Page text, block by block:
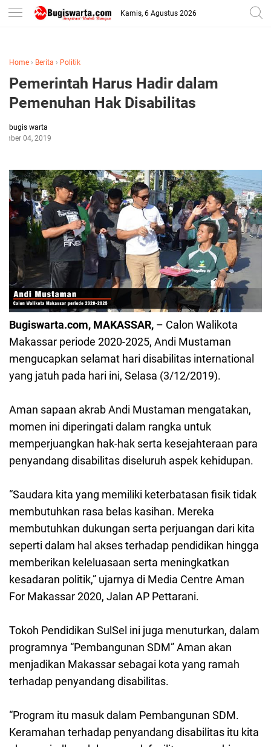
-->
Kamis, 6 Agustus 2026
Home › Berita › Politik
Pemerintah Harus Hadir dalam
Pemenuhan Hak Disabilitas
bugis warta
04, 2019
Bugiswarta.com, MAKASSAR, – Calon Walikota
Makassar periode 2020-2025, Andi Mustaman
mengucapkan selamat hari disabilitas international
yang jatuh pada hari ini, Selasa (3/12/2019).
Aman sapaan akrab Andi Mustaman mengatakan,
momen ini diperingati dalam rangka untuk
memperjuangkan hak-hak serta kesejahteraan para
penyandang disabilitas diseluruh aspek kehidupan.
“Saudara kita yang memiliki keterbatasan fisik tidak
membutuhkan rasa belas kasihan. Mereka
membutuhkan dukungan serta perjuangan dari kita
seperti dalam hal akses terhadap pendidikan hingga
memberikan keleluasaan serta meningkatkan
kesadaran politik,” ujarnya di Media Centre Aman
For Makassar 2020, Jalan AP Pettarani.
Tokoh Pendidikan SulSel ini juga menuturkan, dalam
programnya “Pembangunan SDM” Aman akan
menjadikan Makassar sebagai kota yang ramah
terhadap penyandang disabilitas.
“Program itu masuk dalam Pembangunan SDM.
Keramahan terhadap penyandang disabilitas itu kita